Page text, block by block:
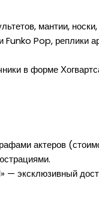
мантии, носки,
Funko Pop, реплики
в форме
актеров
эксклюзивный